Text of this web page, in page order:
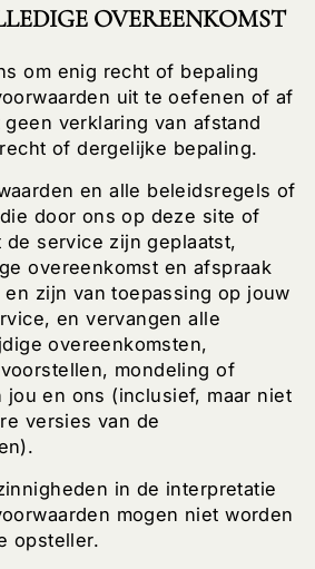
OVEREENKOMST
om enig recht of bepaling
uit te oefenen of af
verklaring van afstand
of dergelijke bepaling.
en alle beleidsregels of
door ons op deze site of
service zijn geplaatst,
overeenkomst en afspraak
zijn van toepassing op jouw
en vervangen alle
overeenkomsten,
mondeling of
en ons (inclusief, maar niet
versies van de
in de interpretatie
mogen niet worden
opsteller.